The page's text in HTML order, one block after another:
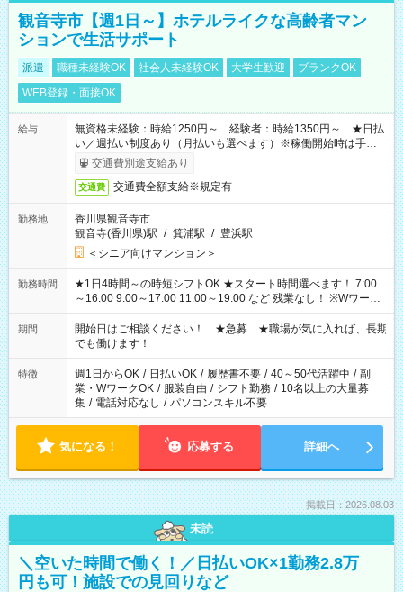
観音寺市【週1日～】ホテルライクな高齢者マン
ションで生活サポート
派遣 職種未経験OK 社会人未経験OK 大学生歓迎
ブランクOK
WEB登録・面接OK
給与
無資格未経験：時給1250円～ 経験者：時給1350円～ ★日払
い／週払い制度あり（月払いも選べます）※稼働開始時は手続き
完了次第のお支払いとなります。
交通費別途支給あり
交通費 交通費全額支給※規定有
勤務地
香川県観音寺市
観音寺(香川県)駅 / 箕浦駅 / 豊浜駅
＜シニア向けマンション＞
勤務時間
★1日4時間～の時短シフトOK ★スタート時間選べます！ 7:00
～16:00 9:00～17:00 11:00～19:00 など 残業なし！ ※Wワーク
の場合、他のお仕事と合わせ週40時間超の就業はご案内できま
せん ※法令に基づき、週20時間以上勤務は社会保険への加入対
象となります ※労働者派遣法（日雇い派遣の原則禁止）によ
り、短時間・短期間の就業はご案内が難しい場合があります
期間
開始日はご相談ください！ ★急募 ★職場が気に入れば、長期
でも働けます！
特徴 週1日からOK / 日払いOK / 履歴書不要 / 40～50代活躍中 / 副
業・WワークOK / 服装自由 / シフト勤務 / 10名以上の大量募
集 / 電話対応なし / パソコンスキル不要
気になる！ 応募する 詳細へ
掲載日：2026.08.03
未読
＼空いた時間で働く！／日払いOK×1勤務2.8万
円も可！施設での見回りなど